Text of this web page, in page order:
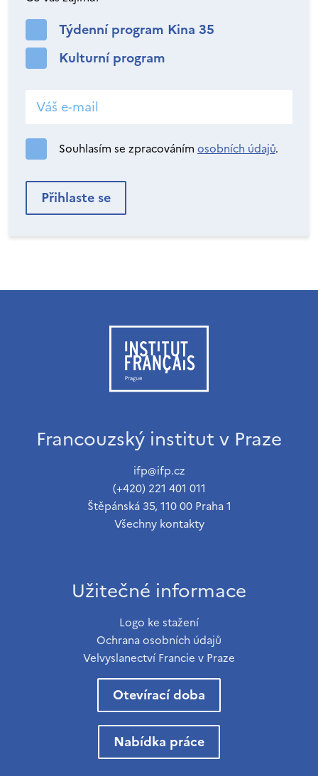
Týdenní program Kina 35
Kulturní program
Souhlasím se zpracováním osobních údajů.
Francouzský institut v Praze
ifp@ifp.cz
(+420) 221 401 011
Štěpánská 35, 110 00 Praha 1
Všechny kontakty
Užitečné informace
Logo ke stažení
Ochrana osobních údajů
Velvyslanectví Francie v Praze
Otevírací doba
Nabídka práce